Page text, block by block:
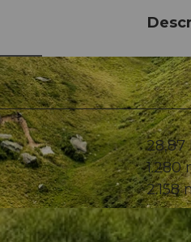
28,87
1.280
2.158